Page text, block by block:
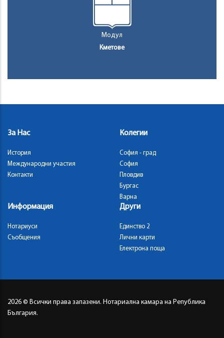
Модул
Кметове
За Нас
История
Международни участия
Контакти
Колегии
София - град
София
Пловдив
Бургас
Варна
Информация
Нотариуси
Съобщения
Други
Единство 2
Лични карти
Електрона поща
2026 © Всички права запазени. Нотариална камара на Република
България.